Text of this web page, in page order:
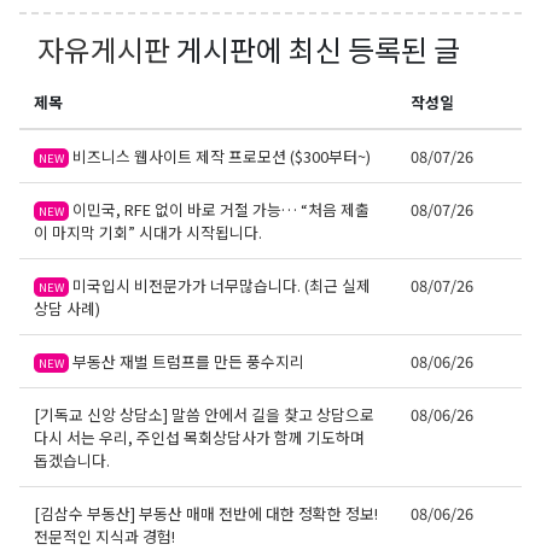
자유게시판게시판에 최신 등록된 글
제목 작성일
NEW 비즈니스 웹사이트 제작 프로모션 ($300부터~) 08/07/26
NEW 이민국, RFE 없이 바로 거절 가능… “처음 제출
이 마지막 기회” 시대가 시작됩니다.
08/07/26
NEW 미국입시 비전문가가 너무많습니다. (최근 실제
상담 사례)
08/07/26
NEW 부동산 재벌 트럼프를 만든 풍수지리 08/06/26
[기독교 신앙 상담소] 말씀 안에서 길을 찾고 상담으로
다시 서는 우리, 주인섭 목회상담사가 함께 기도하며
돕겠습니다.
08/06/26
[김삼수 부동산] 부동산 매매 전반에 대한 정확한 정보!
전문적인 지식과 경험!
08/06/26